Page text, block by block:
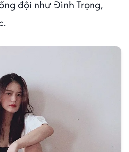
đội như Đình Trọng,